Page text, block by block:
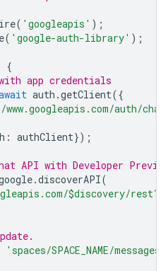
( 'googleapis' );
( 'google-auth-library' );
{
app credentials
auth .getClient({
auth/
: authClient});
API with Developer
.discoverAPI(
$discovery/
'spaces/SPACE_NAME/messages/